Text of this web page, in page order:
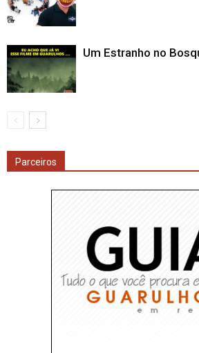
Um Estranho no
Parceiros